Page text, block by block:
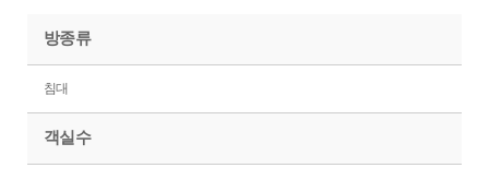
방종류
침대
객실수